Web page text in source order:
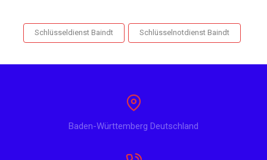
Schlüsseldienst Baindt Schlüsselnotdienst Baindt
Baden-Württemberg Deutschland